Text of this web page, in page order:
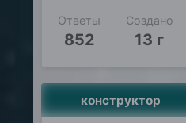
Ответы
852
Создано
13 г
конструктор